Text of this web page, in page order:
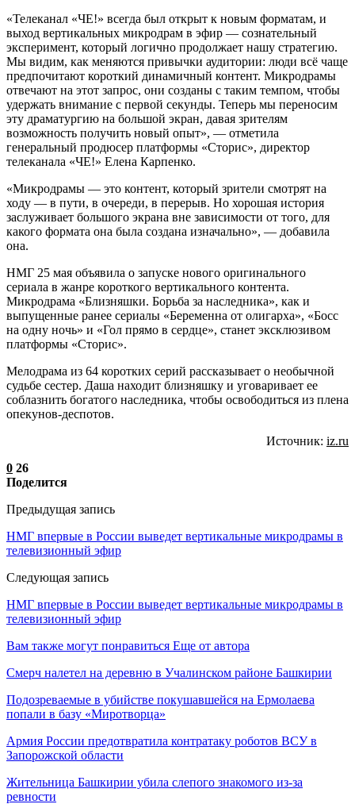
«Телеканал «ЧЕ!» всегда был открыт к новым форматам, и
выход вертикальных микродрам в эфир — сознательный
эксперимент, который логично продолжает нашу стратегию.
Мы видим, как меняются привычки аудитории: люди всё чаще
предпочитают короткий динамичный контент. Микродрамы
отвечают на этот запрос, они созданы с таким темпом, чтобы
удержать внимание с первой секунды. Теперь мы переносим
эту драматургию на большой экран, давая зрителям
возможность получить новый опыт», — отметила
генеральный продюсер платформы «Сторис», директор
телеканала «ЧЕ!» Елена Карпенко.
«Микродрамы — это контент, который зрители смотрят на
ходу — в пути, в очереди, в перерыв. Но хорошая история
заслуживает большого экрана вне зависимости от того, для
какого формата она была создана изначально», — добавила
она.
НМГ 25 мая объявила о запуске нового оригинального
сериала в жанре короткого вертикального контента.
Микродрама «Близняшки. Борьба за наследника», как и
выпущенные ранее сериалы «Беременна от олигарха», «Босс
на одну ночь» и «Гол прямо в сердце», станет эксклюзивом
платформы «Сторис».
Мелодрама из 64 коротких серий рассказывает о необычной
судьбе сестер. Даша находит близняшку и уговаривает ее
соблазнить богатого наследника, чтобы освободиться из плена
опекунов-деспотов.
Источник: iz.ru
0 26
Поделится
Предыдущая запись
НМГ впервые в России выведет вертикальные микродрамы в
телевизионный эфир
Следующая запись
НМГ впервые в России выведет вертикальные микродрамы в
телевизионный эфир
Вам также могут понравиться Еще от автора
Смерч налетел на деревню в Учалинском районе Башкирии
Подозреваемые в убийстве покушавшейся на Ермолаева
попали в базу «Миротворца»
Армия России предотвратила контратаку роботов ВСУ в
Запорожской области
Жительница Башкирии убила слепого знакомого из-за
ревности